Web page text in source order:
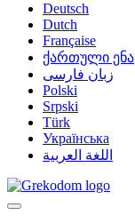
Deutsch
Dutch
Française
ქართული ენა
زبان فارسی
Polski
Srpski
Türk
Українська
اللغة العربية